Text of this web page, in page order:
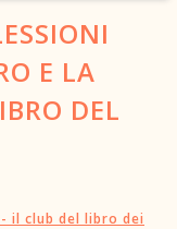
E LA
DEL
il club del libro dei